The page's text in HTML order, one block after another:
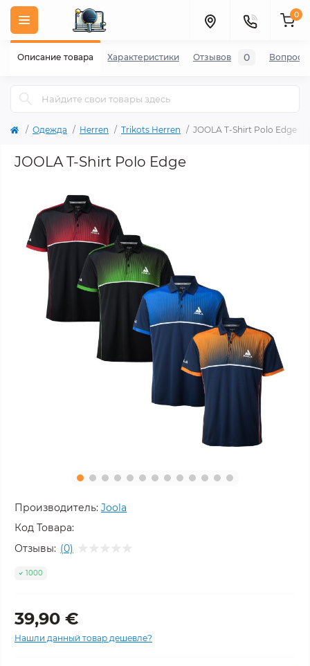
0
Одежда Herren Trikots Herren JOOLA T-Shirt Polo Edge
JOOLA T-Shirt Polo Edge
Производитель: Joola
Код Товара:
Отзывы: (0)
1000
39,90 €
Нашли данный товар дешевле?
Описание товара Характеристики Отзывов 0 Вопросы